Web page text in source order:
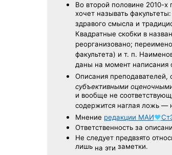
Во второй половине 2010-х
хочет называть факультеты:
здравого смысла и
Квадратные скобки в
реорганизовано;
факультета) и т. п.
даны на момент написания
Описания преподавателей,
субъективными
и вообще не
содержится наглая ложь —
Мнение редакции МАИ♥
Ответственность за
Не следуетпредвзято
лишь на эти заметки.